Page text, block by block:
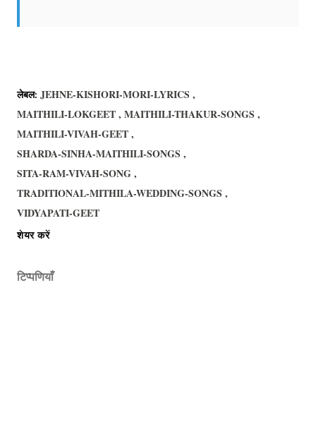
लेबल: JEHNE-KISHORI-MORI-LYRICS
MAITHILI-LOKGEET MAITHILI-THAKUR-SONGS
MAITHILI-VIVAH-GEET
SHARDA-SINHA-MAITHILI-SONGS
SITA-RAM-VIVAH-SONG
TRADITIONAL-MITHILA-WEDDING-SONGS
VIDYAPATI-GEET
शेयर करें
टिप्पणियाँ